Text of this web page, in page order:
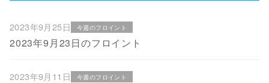
2023年9月25日 今週のフロイント
2023年9月23日のフロイント
2023年9月11日 今週のフロイント